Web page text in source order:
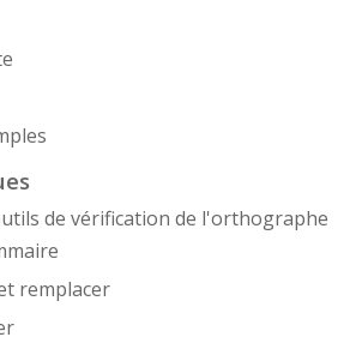
de vérification de l'orthographe
remplacer